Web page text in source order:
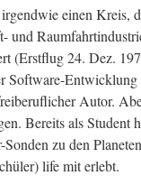
einen Kreis,
und
(Erstflug 24. Dez.
Software-
Autor.
Bereits als Student
zu den
life mit erlebt.